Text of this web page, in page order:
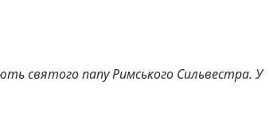
святого папу Римського Сильвестра. У